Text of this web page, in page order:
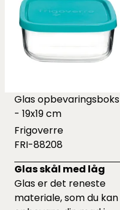
Glas opbevaringsboks
- 19x19 cm
Frigoverre
FRI-88208
Glas skål med låg
Glas er det reneste
materiale, som du kan